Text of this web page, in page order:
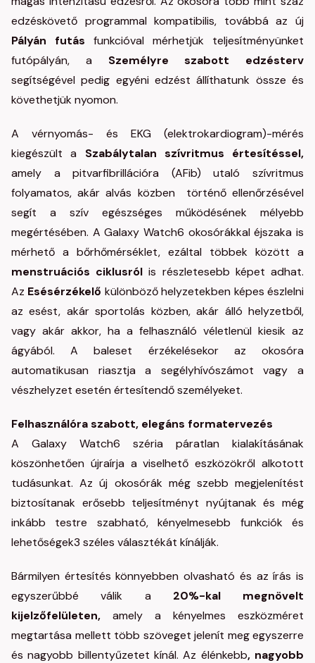
edzéskövető programmal kompatibilis, továbbá az új
Pályán futás funkcióval mérhetjük teljesítményünket
futópályán, a Személyre szabott edzésterv
segítségével pedig egyéni edzést állíthatunk össze és
követhetjük nyomon.
A vérnyomás- és EKG (elektrokardiogram)-mérés
kiegészült a Szabálytalan szívritmus értesítéssel,
amely a pitvarfibrillációra (AFib) utaló szívritmus
folyamatos, akár alvás közbentörténő ellenőrzésével
segít a szív egészséges működésének mélyebb
megértésében. A Galaxy Watch6 okosórákkal éjszaka is
mérhető a bőrhőmérséklet, ezáltal többek között a
menstruációs ciklusról is részletesebb képet adhat.
Az Esésérzékelő különböző helyzetekben képes észlelni
az esést, akár sportolás közben, akár álló helyzetből,
vagy akár akkor, ha a felhasználó véletlenül kiesik az
ágyából. A baleset érzékelésekor az okosóra
automatikusan riasztja a segélyhívószámot vagy a
vészhelyzet esetén értesítendő személyeket.
Felhasználóra szabott, elegáns formatervezés
A Galaxy Watch6 széria páratlan kialakításának
köszönhetően újraírja a viselhető eszközökről alkotott
tudásunkat. Az új okosórák még szebb megjelenítést
biztosítanak erősebb teljesítményt nyújtanak és még
inkább testre szabható, kényelmesebb funkciók és
lehetőségek3 széles választékát kínálják.
Bármilyen értesítés könnyebben olvasható és az írás is
egyszerűbbé válik a 20%-kal megnövelt
kijelzőfelületen, amely a kényelmes eszközméret
megtartása mellett több szöveget jelenít meg egyszerre
és nagyobb billentyűzetet kínál. Az élénkebb, nagyobb